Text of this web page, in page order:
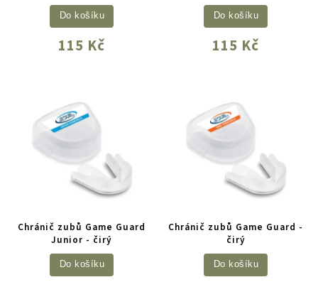
115 Kč
Do košíku
115 Kč
Do košíku
Chránič zubů Game Guard
Junior - čirý
Do košíku
Chránič zubů Game Guard -
čirý
Do košíku